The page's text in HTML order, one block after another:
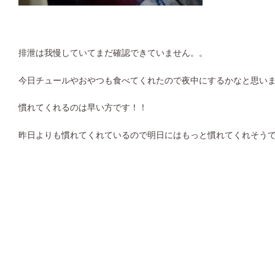
排泄は我慢していてまだ確認できていません。。
今日チュールやおやつも食べてくれたので夜中にするかなと思い
慣れてくれるのは早い方です！！
昨日よりも慣れてくれているので明日にはもっと慣れてくれそう